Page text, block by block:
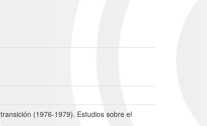
(1976-1979). Estudios sobre el